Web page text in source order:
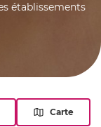
établissements
de relaxation
par les eaux
les vapeurs
ou à deux.
détente. Cette
ressourcer
Carte